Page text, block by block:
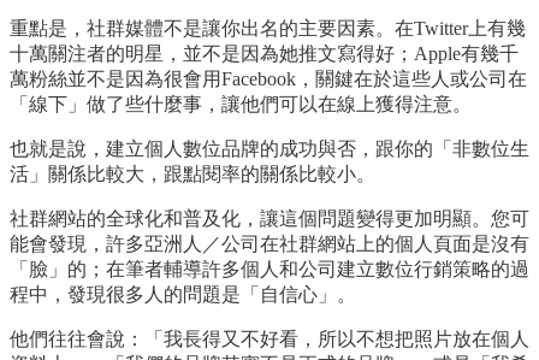
重點是，社群媒體不是讓你出名的主要因素。在Twitter上有幾
十萬關注者的明星，並不是因為她推文寫得好；Apple有幾千
萬粉絲並不是因為很會用Facebook，關鍵在於這些人或公司在
「線下」做了些什麼事，讓他們可以在線上獲得注意。
也就是說，建立個人數位品牌的成功與否，跟你的「非數位生
活」關係比較大，跟點閱率的關係比較小。
社群網站的全球化和普及化，讓這個問題變得更加明顯。您可
能會發現，許多亞洲人／公司在社群網站上的個人頁面是沒有
「臉」的；在筆者輔導許多個人和公司建立數位行銷策略的過
程中，發現很多人的問題是「自信心」。
他們往往會說：「我長得又不好看，所以不想把照片放在個人